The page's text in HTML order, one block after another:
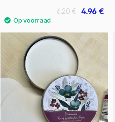
4.96 €
6.20 €